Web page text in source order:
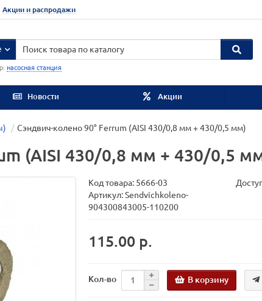
Акции и распродажи
насосная станция
Новости Акции
Сэндвич-колено 90° Ferrum (AISI 430/0,8 мм + 430/0,5 мм)
(AISI 430/0,8 мм + 430/0,5
Код товара: 5666-03
Артикул: Sendvichkoleno-
904300843005-110200
115.00 р.
Кол-во В корзину